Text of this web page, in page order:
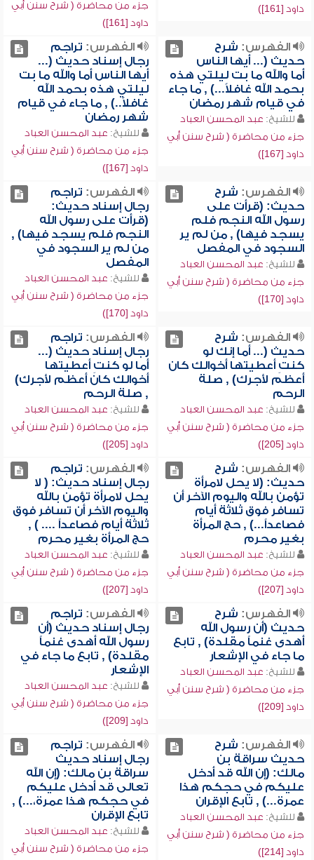
داود [161])
جزء من محاضرة ( شرح سنن أبي
داود [161])
الفهرس: شرح
حديث (... أيها الناس
أما والله ما بت ليلتي هذه
بحمد الله غافلاً...) , ما جاء
في قيام شهر رمضان
للشيخ: عبد المحسن العباد
جزء من محاضرة ( شرح سنن أبي
داود [167])
الفهرس: تراجم
رجال إسناد حديث (...
أيها الناس أما والله ما بت
ليلتي هذه بحمد الله
غافلاً..) , ما جاء في قيام
شهر رمضان
للشيخ: عبد المحسن العباد
جزء من محاضرة ( شرح سنن أبي
داود [167])
الفهرس: شرح
حديث: (قرأت على
رسول الله النجم فلم
يسجد فيها) , من لم ير
السجود في المفصل
للشيخ: عبد المحسن العباد
جزء من محاضرة ( شرح سنن أبي
داود [170])
الفهرس: تراجم
رجال إسناد حديث:
(قرأت على رسول الله
النجم فلم يسجد فيها) ,
من لم ير السجود في
المفصل
للشيخ: عبد المحسن العباد
جزء من محاضرة ( شرح سنن أبي
داود [170])
الفهرس: شرح
حديث (... أما إنك لو
كنتِ أعطيتها أخوالك كان
أعظم لأجرك) , صلة
الرحم
للشيخ: عبد المحسن العباد
جزء من محاضرة ( شرح سنن أبي
داود [205])
الفهرس: تراجم
رجال إسناد حديث (...
أما لو كنتِ أعطيتها
أخوالك كان أعظم لأجرك)
, صلة الرحم
للشيخ: عبد المحسن العباد
جزء من محاضرة ( شرح سنن أبي
داود [205])
الفهرس: شرح
حديث: (لا يحل لامرأة
تؤمن بالله واليوم الآخر أن
تسافر فوق ثلاثة أيام
فصاعداً...) , حج المرأة
بغير محرم
للشيخ: عبد المحسن العباد
جزء من محاضرة ( شرح سنن أبي
داود [207])
الفهرس: تراجم
رجال إسناد حديث: ( لا
يحل لامرأة تؤمن بالله
واليوم الآخر أن تسافر فوق
ثلاثة أيام فصاعداً .... ) ,
حج المرأة بغير محرم
للشيخ: عبد المحسن العباد
جزء من محاضرة ( شرح سنن أبي
داود [207])
الفهرس: شرح
حديث (أن رسول الله
أهدى غنماً مقلدة) , تابع
ما جاء في الإشعار
للشيخ: عبد المحسن العباد
جزء من محاضرة ( شرح سنن أبي
داود [209])
الفهرس: تراجم
رجال إسناد حديث (أن
رسول الله أهدى غنماً
مقلدة) , تابع ما جاء في
الإشعار
للشيخ: عبد المحسن العباد
جزء من محاضرة ( شرح سنن أبي
داود [209])
الفهرس: شرح
حديث سراقة بن
مالك: (إن الله قد أدخل
عليكم في حجكم هذا
عمرة...) , تابع الإقران
للشيخ: عبد المحسن العباد
جزء من محاضرة ( شرح سنن أبي
داود [214])
الفهرس: تراجم
رجال إسناد حديث
سراقة بن مالك: (إن الله
تعالى قد أدخل عليكم
في حجكم هذا عمرة،...) ,
تابع الإقران
للشيخ: عبد المحسن العباد
جزء من محاضرة ( شرح سنن أبي